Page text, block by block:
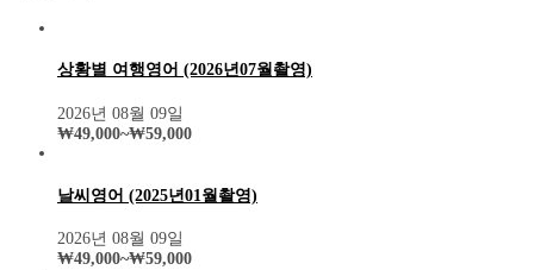
상황별 여행영어 (2026년07월촬영)
2026년 08월 09일
₩49,000~₩59,000
날씨영어 (2025년01월촬영)
2026년 08월 09일
₩49,000~₩59,000